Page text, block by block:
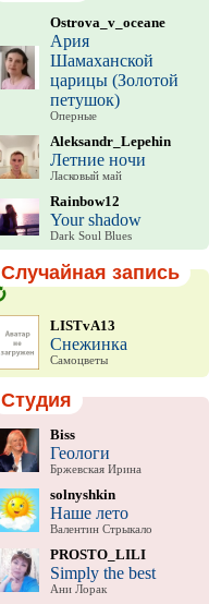
Ostrova_v_oceane
Ария
Шамаханской
царицы (Золотой
петушок)
Оперные
Aleksandr_Lepehin
Летние ночи
Ласковый май
Rainbow12
Your shadow
Dark Soul Blues
Случайная запись
LISTvA13
Снежинка
Самоцветы
Студия
Biss
Геологи
Бржевская Ирина
solnyshkin
Наше лето
Валентин Стрыкало
PROSTO_LILI
Simply the best
Ани Лорак